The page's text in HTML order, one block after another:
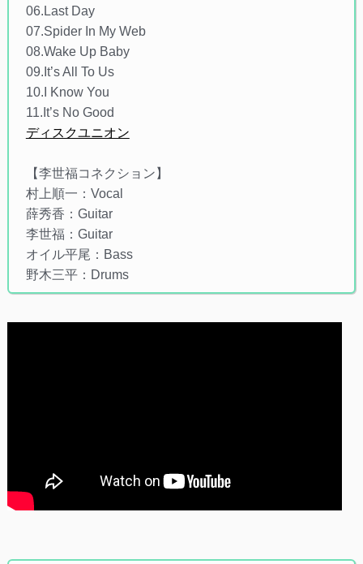
06.Last Day
07.Spider In My Web
08.Wake Up Baby
09.It’s All To Us
10.I Know You
11.It’s No Good
ディスクユニオン
【李世福コネクション】
村上順一：Vocal
薛秀香：Guitar
李世福：Guitar
オイル平尾：Bass
野木三平：Drums